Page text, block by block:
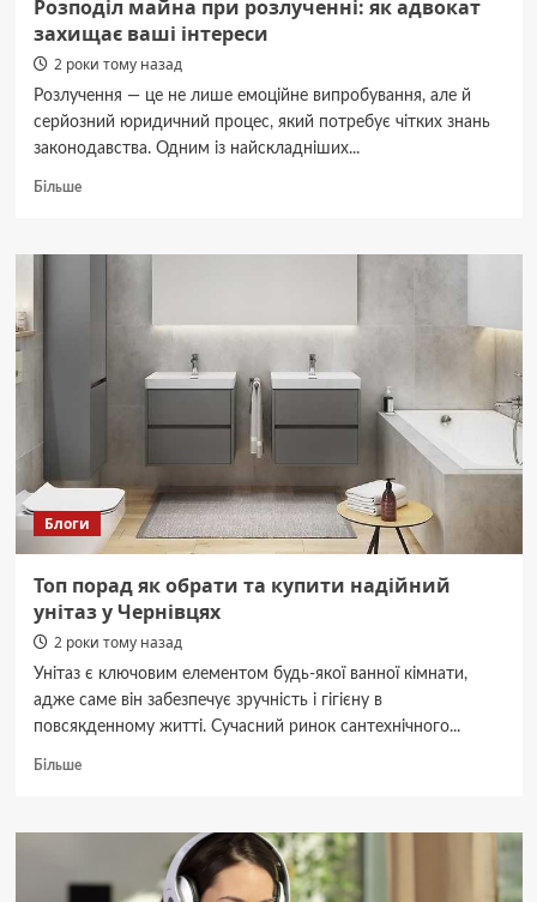
Розподіл майна при розлученні: як адвокат
захищає ваші інтереси
2 роки тому назад
Розлучення — це не лише емоційне випробування, але й
серйозний юридичний процес, який потребує чітких знань
законодавства. Одним із найскладніших...
БільшеДокладніше
майна
ваші
Блоги
Топ порад як обрати та купити надійний
унітаз у Чернівцях
2 роки тому назад
Унітаз є ключовим елементом будь-якої ванної кімнати,
адже саме він забезпечує зручність і гігієну в
повсякденному житті. Сучасний ринок сантехнічного...
БільшеДокладніше
порад